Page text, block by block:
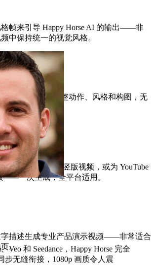
帧来引导 Happy Horse AI 的输出——非
中保持统一的视觉风格。
现有视频——调整动作、风格和构图，无
Shorts 创建 9:16 竖版视频，或为 YouTube
——一次生成，全平台适用。
字描述生成专业产品演示视频——非常适合
。
Veo 和 Seedance，Happy Horse 完全
步无缝衔接，1080p 画质令人震